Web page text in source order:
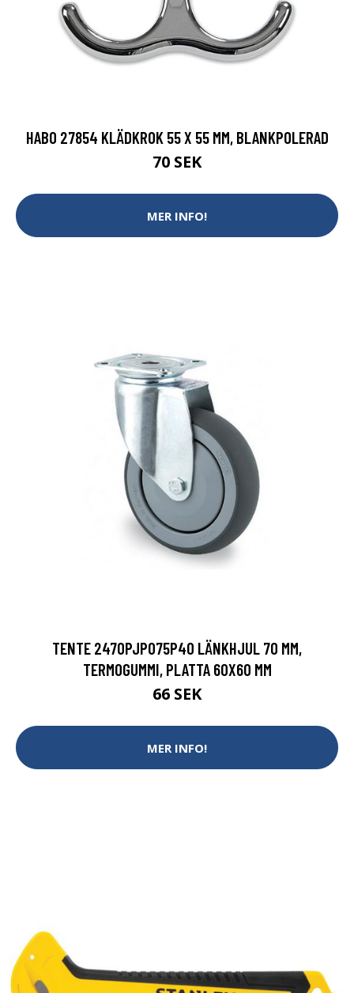
HABO 27854 KLÄDKROK 55 X 55 MM, BLANKPOLERAD
70 SEK
MER INFO!
TENTE 2470PJP075P40 LÄNKHJUL 70 MM,
TERMOGUMMI, PLATTA 60X60 MM
66 SEK
MER INFO!